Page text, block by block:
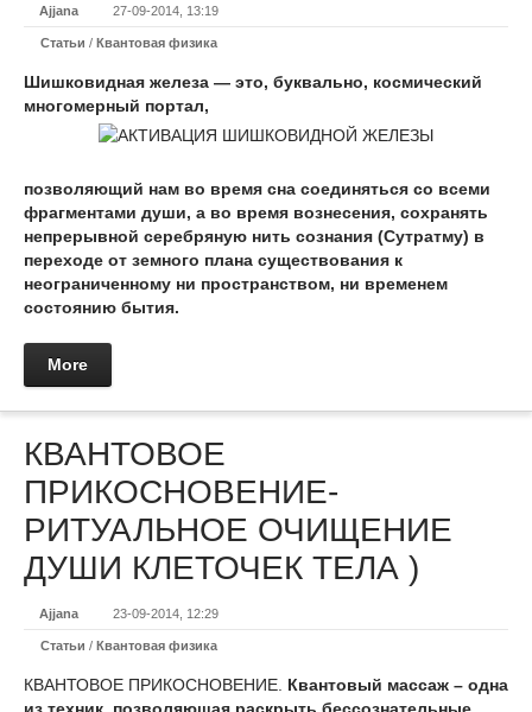
Ajjana 27-09-2014, 13:19
Статьи / Квантовая физика
Шишковидная железа — это, буквально, космический
многомерный портал,
позволяющий нам во время сна соединяться со всеми
фрагментами души, а во время вознесения, сохранять
непрерывной серебряную нить сознания (Сутратму) в
переходе от земного плана существования к
неограниченному ни пространством, ни временем
состоянию бытия.
More
КВАНТОВОЕ
ПРИКОСНОВЕНИЕ-
РИТУАЛЬНОЕ ОЧИЩЕНИЕ
ДУШИ КЛЕТОЧЕК ТЕЛА )
Ajjana 23-09-2014, 12:29
Статьи / Квантовая физика
КВАНТОВОЕ ПРИКОСНОВЕНИЕ. Квантовый массаж – одна